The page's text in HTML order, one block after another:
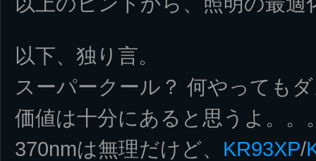
以下、独り言。
スーパークール？ 何やっても
価値は十分にあると思うよ。。
370nmは無理だけど、 KR93XP/